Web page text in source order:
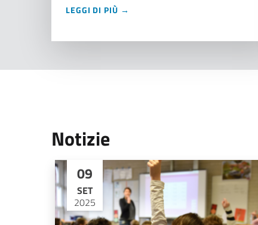
LEGGI DI PIÙ →
Notizie
09
SET
2025